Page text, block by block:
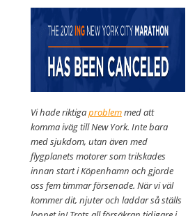
Vi hade riktigaproblemmed att
komma iväg till New York. Inte bara
med sjukdom, utan även med
flygplanets motorer som trilskades
innan start i Köpenhamn och gjorde
oss fem timmar försenade. När vi väl
kommer dit, njuter och laddar så ställs